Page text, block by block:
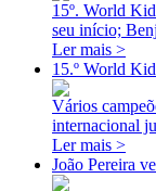
15º. World
seu início;
Ler mais >
15.º World
Vários
internacional
Ler mais >
João Pereira